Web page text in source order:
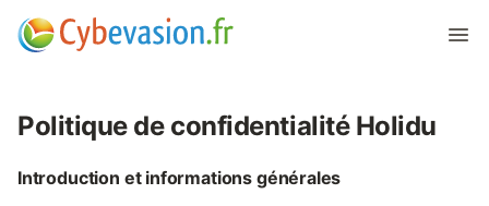
Politique de confidentialité Holidu
Introduction et informations générales